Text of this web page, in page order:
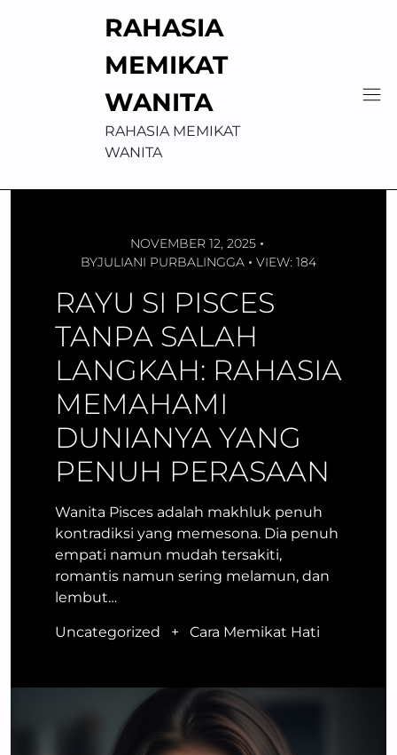
RAHASIA
MEMIKAT
WANITA
RAHASIA MEMIKAT
WANITA
NOVEMBER 12, 2025
BYJULIANI PURBALINGGA VIEW: 184
RAYU SI PISCES
TANPA SALAH
LANGKAH: RAHASIA
MEMAHAMI
DUNIANYA YANG
PENUH PERASAAN
Wanita Pisces adalah makhluk penuh
kontradiksi yang memesona. Dia penuh
empati namun mudah tersakiti,
romantis namun sering melamun, dan
lembut…
Uncategorized + Cara Memikat Hati